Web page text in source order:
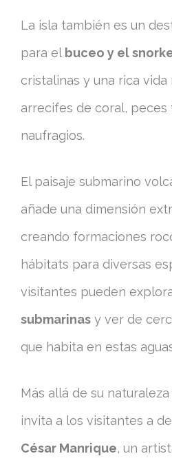
La isla también es un
para el buceo y el
cristalinas y una rica
arrecifes de coral,
naufragios.
El paisaje submarino
añade una dimensión
creando formaciones
hábitats para diversas
visitantes pueden
submarinas y ver de
que habita en estas
Más allá de su
invita a los visitantes a
César Manrique, un